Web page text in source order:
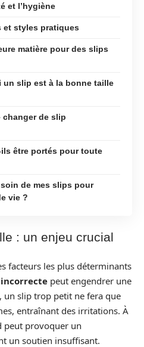
et l’hygiène
et styles pratiques
matière pour des slips
un slip est à la bonne taille
changer de slip
être portés pour toute
de mes slips pour
vie ?
: un enjeu crucial
facteurs les plus déterminants
peut engendrer une
un slip trop petit ne fera que
entraînant des irritations. À
peut provoquer un
un soutien insuffisant.